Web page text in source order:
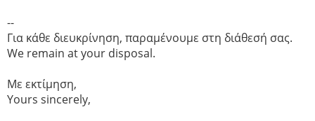
--
Για κάθε διευκρίνηση, παραμένουμε στη διάθεσή σας.
We remain at your disposal.
Με εκτίμηση,
Yours sincerely,